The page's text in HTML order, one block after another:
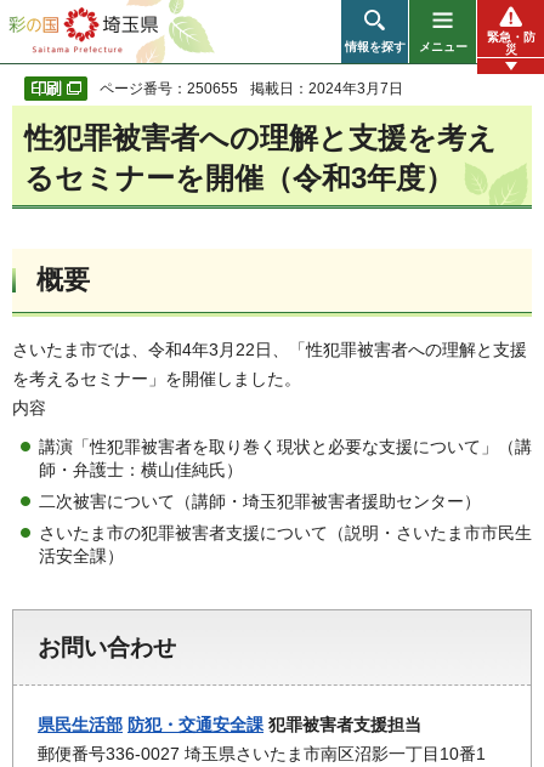
彩の国 埼玉県
情報を探す メニュー
緊急・防
災
ページ番号：250655 掲載日：2024年3月7日
性犯罪被害者への理解と支援を考え
るセミナーを開催（令和3年度）
概要
さいたま市では、令和4年3月22日、「性犯罪被害者への理解と支援
を考えるセミナー」を開催しました。
内容
講演「性犯罪被害者を取り巻く現状と必要な支援について」（講
師・弁護士：横山佳純氏）
二次被害について（講師・埼玉犯罪被害者援助センター）
さいたま市の犯罪被害者支援について（説明・さいたま市市民生
活安全課）
お問い合わせ
県民生活部 防犯・交通安全課 犯罪被害者支援担当
郵便番号336-0027 埼玉県さいたま市南区沼影一丁目10番1